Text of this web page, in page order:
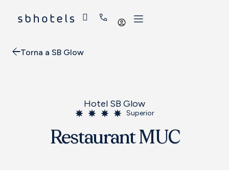
Iniciar
Torna a SB Glow
Hotel SB Glow
Superior
Restaurant MUC